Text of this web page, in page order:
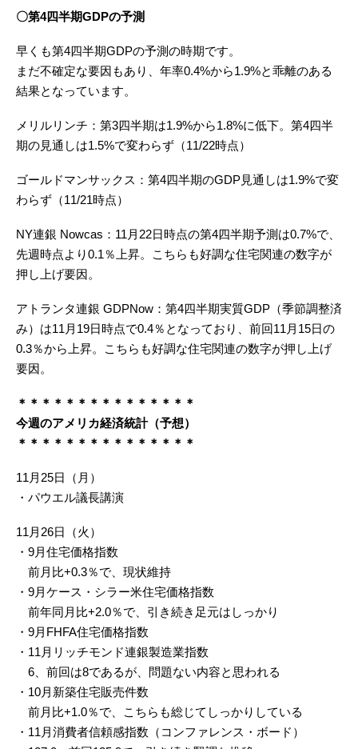
〇第4四半期GDPの予測
早くも第4四半期GDPの予測の時期です。
まだ不確定な要因もあり、年率0.4%から1.9%と乖離のある
結果となっています。
メリルリンチ：第3四半期は1.9%から1.8%に低下。第4四半
期の見通しは1.5%で変わらず（11/22時点）
ゴールドマンサックス：第4四半期のGDP見通しは1.9%で変
わらず（11/21時点）
NY連銀 Nowcas：11月22日時点の第4四半期予測は0.7%で、
先週時点より0.1％上昇。こちらも好調な住宅関連の数字が
押し上げ要因。
アトランタ連銀 GDPNow：第4四半期実質GDP（季節調整済
み）は11月19日時点で0.4％となっており、前回11月15日の
0.3％から上昇。こちらも好調な住宅関連の数字が押し上げ
要因。
＊＊＊＊＊＊＊＊＊＊＊＊＊＊＊
今週のアメリカ経済統計（予想）
＊＊＊＊＊＊＊＊＊＊＊＊＊＊＊
11月25日（月）
・パウエル議長講演
11月26日（火）
・9月住宅価格指数
前月比+0.3％で、現状維持
・9月ケース・シラー米住宅価格指数
前年同月比+2.0％で、引き続き足元はしっかり
・9月FHFA住宅価格指数
・11月リッチモンド連銀製造業指数
6、前回は8であるが、問題ない内容と思われる
・10月新築住宅販売件数
前月比+1.0％で、こちらも総じてしっかりしている
・11月消費者信頼感指数（コンファレンス・ボード）